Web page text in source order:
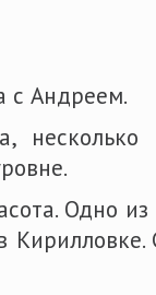
с Андреем.
Одно
Кирилловке.